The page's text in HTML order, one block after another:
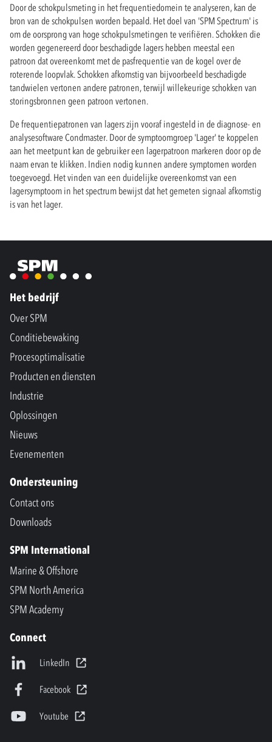
Door de schokpulsmeting in het frequentiedomein te analyseren, kan de
bron van de schokpulsen worden bepaald. Het doel van 'SPM Spectrum' is
om de oorsprong van hoge schokpulsmetingen te verifiëren. Schokken die
worden gegenereerd door beschadigde lagers hebben meestal een
patroon dat overeenkomt met de pasfrequentie van de kogel over de
roterende loopvlak. Schokken afkomstig van bijvoorbeeld beschadigde
tandwielen vertonen andere patronen, terwijl willekeurige schokken van
storingsbronnen geen patroon vertonen.
De frequentiepatronen van lagers zijn vooraf ingesteld in de diagnose- en
analysesoftware Condmaster. Door de symptoomgroep 'Lager' te koppelen
aan het meetpunt kan de gebruiker een lagerpatroon markeren door op de
naam ervan te klikken. Indien nodig kunnen andere symptomen worden
toegevoegd. Het vinden van een duidelijke overeenkomst van een
lagersymptoom in het spectrum bewijst dat het gemeten signaal afkomstig
is van het lager.
Het bedrijf
Over SPM
Conditiebewaking
Procesoptimalisatie
Producten en diensten
Industrie
Oplossingen
Nieuws
Evenementen
Ondersteuning
Contact ons
Downloads
SPM International
Marine & Offshore
SPM North America
SPM Academy
Connect
LinkedIn
Facebook
Youtube